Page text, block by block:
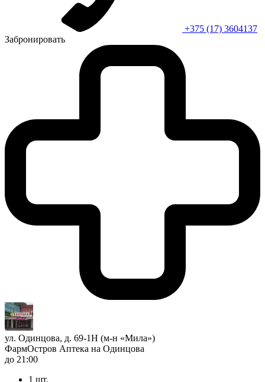
+375 (17) 3604137
Забронировать
ул. Одинцова, д. 69-1Н (м-н «Мила»)
ФармОстров Аптека на Одинцова
до 21:00
1 шт.